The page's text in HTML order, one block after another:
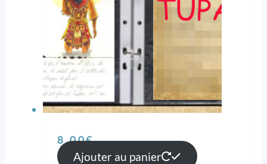
8,00€
Ajouter au panier